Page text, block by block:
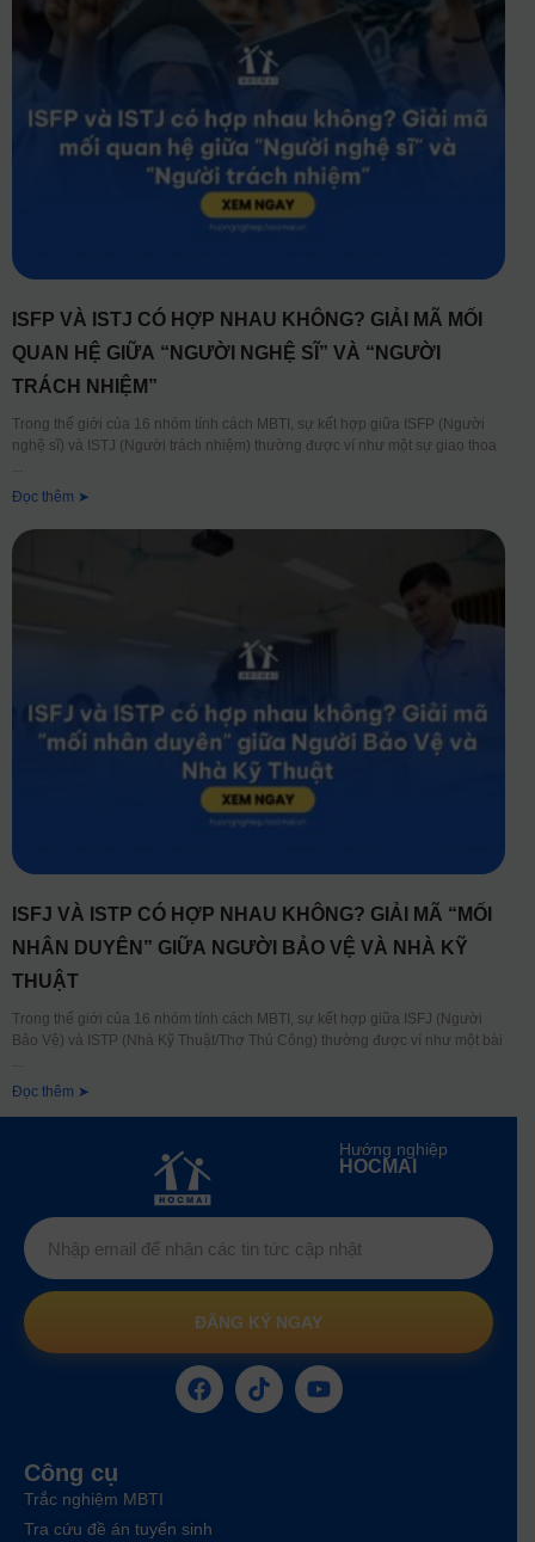
ISFP VÀ ISTJ CÓ HỢP NHAU KHÔNG? GIẢI MÃ MỐI
QUAN HỆ GIỮA “NGƯỜI NGHỆ SĨ” VÀ “NGƯỜI
TRÁCH NHIỆM”
Trong thế giới của 16 nhóm tính cách MBTI, sự kết hợp giữa ISFP (Người
nghệ sĩ) và ISTJ (Người trách nhiệm) thường được ví như một sự giao thoa
Đọc thêm ➤
ISFJ VÀ ISTP CÓ HỢP NHAU KHÔNG? GIẢI MÃ “MỐI
NHÂN DUYÊN” GIỮA NGƯỜI BẢO VỆ VÀ NHÀ KỸ
THUẬT
Trong thế giới của 16 nhóm tính cách MBTI, sự kết hợp giữa ISFJ (Người
Bảo Vệ) và ISTP (Nhà Kỹ Thuật/Thợ Thủ Công) thường được ví như một bài
Đọc thêm ➤
Hướng nghiệp
HOCMAI
ĐĂNG KÝ NGAY
Công cụ
Trắc nghiệm MBTI
Tra cứu đề án tuyển sinh